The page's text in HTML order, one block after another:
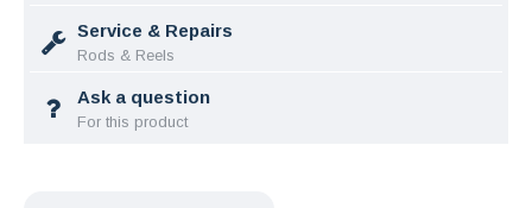
Service & Repairs
Rods & Reels
Ask a question
For this product